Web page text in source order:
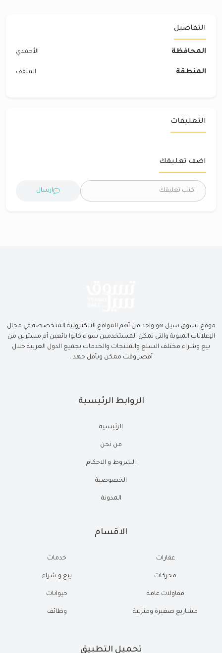
التفاصيل
المحافظة الأحمدي
المنطقة المنقف
التعليقات
اضف تعليقك
ارسال
موقع تسوق سيل هو واحد من أهم المواقع الالكترونية المتخصصة في مجال
الإعلانات المبوبة والتي تمكن المستخدمين سواء كانوا بائعين أم مشترين من
بيع وشراء مختلف السلع والمنتجات والخدمات بجميع الدول العربية خلال
أقصر وقت ممكن وبأقل جهد .
الروابط الرئيسية
الرئيسية
من نحن
الشروط و الاحكام
الخصوصية
المدونة
الاقسام
عقارات
محركات
مقاولات عامة
مشاريع صغيرة ومنزلية
خدمات
بيع و شراء
حيوانات
وظائف
تحميل التطبيق